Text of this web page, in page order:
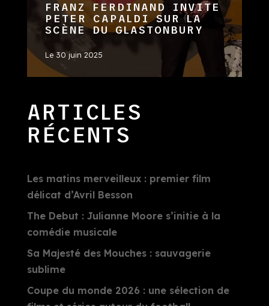
FRANZ FERDINAND INVITE
PETER CAPALDI SUR LA
SCÈNE DU GLASTONBURY
Le 30 juin 2025
ARTICLES
RÉCENTS
Les matins merveilleux : premier film
délicat d’Avril Besson
The Debut : Julianne Moore s’initie à la
comédie musicale
Sa Majesté des Mouches : sauvagerie
sublime
Coupe du monde 2026 : une sélection de